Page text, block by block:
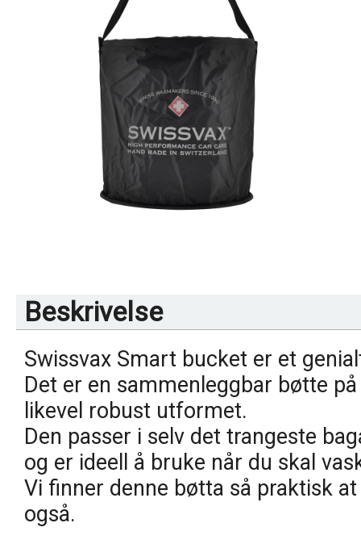
Beskrivelse
Swissvax Smart bucket er et
Det er en sammenleggbar bøtte
likevel robust utformet.
Den passer i selv det trangeste
og er ideell å bruke når du skal
Vi finner denne bøtta så praktisk
også.